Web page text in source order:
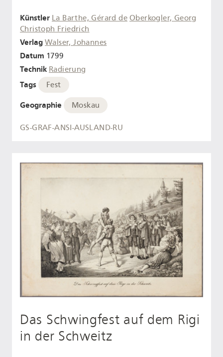
Künstler La Barthe, Gérard de Oberkogler, Georg
Christoph Friedrich
Verlag Walser, Johannes
Datum 1799
Technik Radierung
Tags Fest
Geographie Moskau
GS-GRAF-ANSI-AUSLAND-RU
Das Schwingfest auf dem Rigi
in der Schweitz